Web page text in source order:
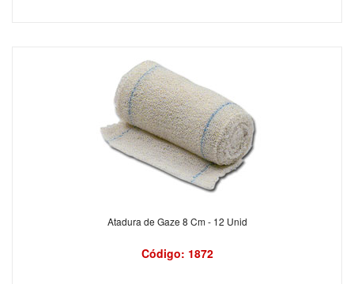
Atadura de Gaze 8 Cm - 12 Unid
Código: 1872